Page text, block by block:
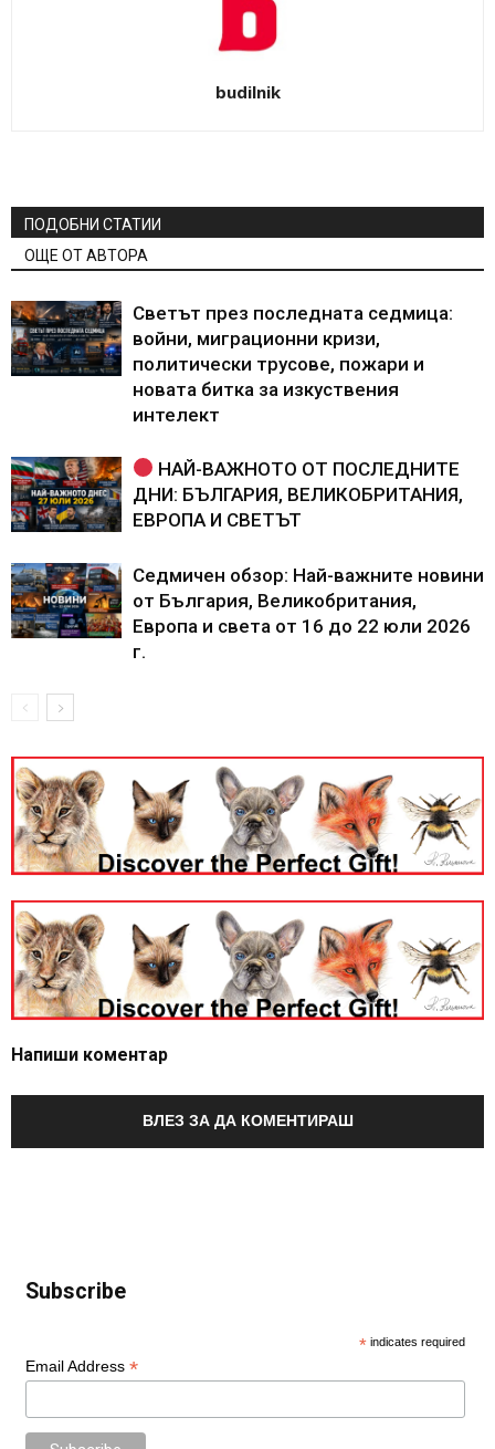
budilnik
ПОДОБНИ СТАТИИ
ОЩЕ ОТ АВТОРА
Светът през последната седмица:
войни, миграционни кризи,
политически трусове, пожари и
новата битка за изкуствения
интелект
НАЙ-ВАЖНОТО ОТ ПОСЛЕДНИТЕ
ДНИ: БЪЛГАРИЯ, ВЕЛИКОБРИТАНИЯ,
ЕВРОПА И СВЕТЪТ
Седмичен обзор: Най-важните новини
от България, Великобритания,
Европа и света от 16 до 22 юли 2026
г.
Напиши коментар
ВЛЕЗ ЗА ДА КОМЕНТИРАШ
Subscribe
* indicates required
Email Address *